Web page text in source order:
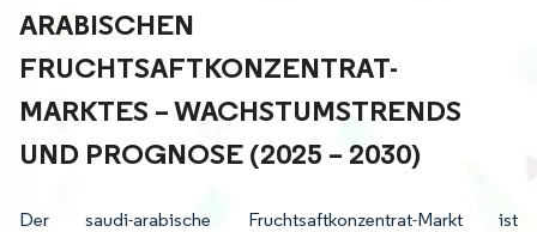
RABISCHEN F
RUCHTSAFTKONZENTRAT-M
ARKTES – WACHSTUMSTRENDS U
ND PROGNOSE (2025 – 2030)
Der saudi-arabische Fruchtsaftkonzentrat-Markt ist